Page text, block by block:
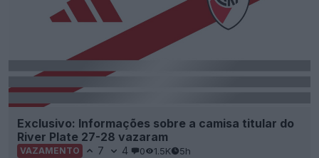
Exclusivo: Informações sobre a camisa titular do
River Plate 27-28 vazaram
VAZAMENTO 7 4 0 1.5K 5h